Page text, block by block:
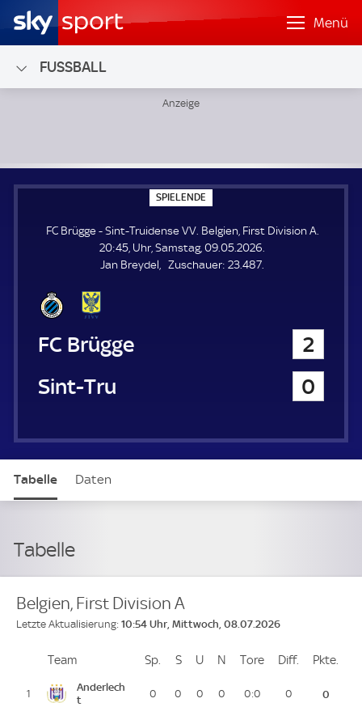
Menü
FUSSBALL
SPIELENDE
P
E
L
E
N
FC Brügge - Sint-Truidense VV. Belgien, First Division A.
20:45, Uhr, Samstag, 09.05.2026.
Jan Breydel
Zuschauer: Z
23.487.
FC Brügge
2
Sint-Truidense VV
0
Tabelle Daten
Tabelle
Belgien, First Division A
Letzte Aktualisierung: 10:54 Uhr, Mittwoch, 08.07.2026
PlatzTeam Sp. Spiele
SSiege
U Unentschieden
N Niederlagen
Tore ToreDiff. Differenz
Pkte.
1
Anderlech
t
0 0 0 0 0:0 0 0